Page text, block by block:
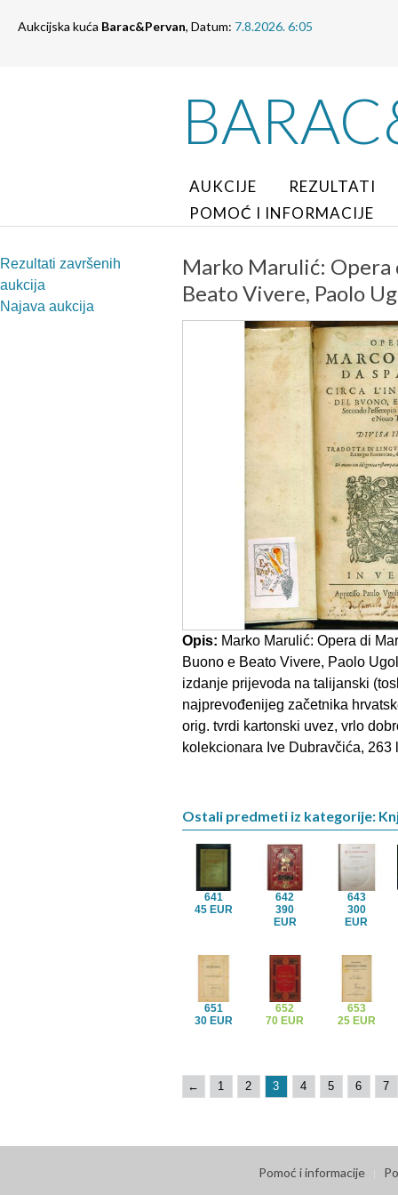
Aukcijska kuća Barac&Pervan, Datum: 7.8.2026. 6:05
AUKCIJE
REZULTATI
POMOĆ I INFORMACIJE
Rezultati završenih
aukcija
Najava aukcija
Marko Marulić:
Beato Vivere, Paolo
Opis: Marko Marulić: Opera di
Buono e Beato Vivere, Paolo
izdanje prijevoda na talijanski
najprevođenijeg začetnika
orig. tvrdi kartonski uvez, vrlo
kolekcionara Ive Dubravčića, 263
Ostali predmeti iz kategorije:
641
45 EUR
642
390
EUR
643
300
EUR
651
30 EUR
652
70 EUR
653
25 EUR
← 1 2 3 4 5 6 7
Pomoć i informacije